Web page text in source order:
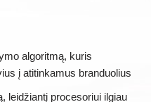
algoritmą, kuris
į atitinkamus branduolius
leidžiantį procesoriui ilgiau